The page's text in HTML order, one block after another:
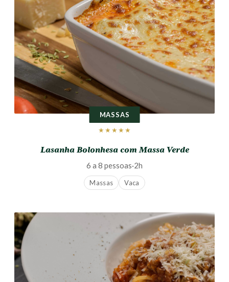
MASSAS
★★★★★
Lasanha Bolonhesa com Massa Verde
6 a 8 pessoas·2h
Massas Vaca